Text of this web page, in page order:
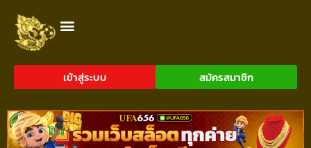
เข้าสู่ระบบ สมัครสมาชิก